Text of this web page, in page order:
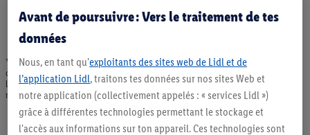
* Offres valables dans la limite des stocks disponibles. Vente limitée à des
quantités usuelles pour un ménage. Vendu sans décoration. Les produits faisant
l'objet de la publicité, notamment les produits NonFood, ne font pas partie de
notre assortiment de produits permanents. Ill. semblables.
Avant de poursuivre : Vers le traitement de tes
données
Nous, en tant qu'exploitants des sites web de Lidl et de
l’application Lidl, traitons tes données sur nos sites Web et
notre application (collectivement appelés : « services Lidl »)
grâce à différentes technologies permettant le stockage et
l'accès aux informations sur ton appareil. Ces technologies sont